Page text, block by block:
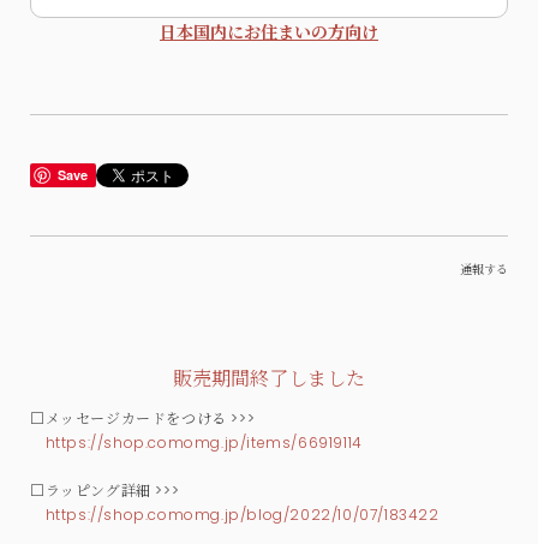
日本国内にお住まいの方向け
Save
通報する
販売期間終了しました
□メッセージカードをつける >>>
https://shop.comomg.jp/items/66919114
□ラッピング詳細 >>>
https://shop.comomg.jp/blog/2022/10/07/183422